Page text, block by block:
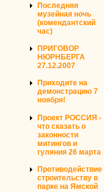
Последняя
музейная ночь
(комендантский
час)
ПРИГОВОР
НЮРНБЕРГА
27.12.2007
Приходите на
демонстрацию 7
ноября!
Проект РОССИЯ -
что сказать о
законности
митингов и
гуляния 26 марта
Противодействие
строительству в
парке на Ямской